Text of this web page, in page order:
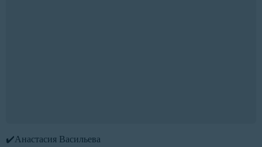
✔️Анастасия Васильева